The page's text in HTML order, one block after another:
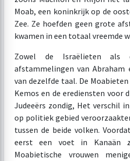
Moab, een koninkrijk op de
Zee. Ze hoefden geen grote
kwamen in een totaal vreemde
Zowel de Israëlieten als
afstammelingen van Abraham
van dezelfde taal. De
Kemos en de erediensten voor
Judeeërs zondig, Het verschil
op politiek gebied
tussen de beide volken.
eerst een voet in Kanaän
Moabietische vrouwen